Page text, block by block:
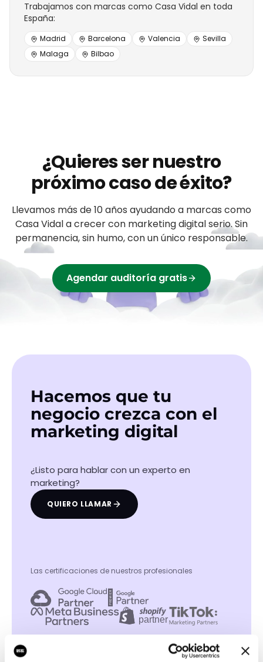
Trabajamos con marcas como Casa Vidal en toda
España:
Madrid Barcelona Valencia
Sevilla
Malaga
Bilbao
¿Quieres ser nuestro
próximo caso de éxito?
Llevamos más de 10 años ayudando a marcas como
Casa Vidala crecer con marketing digital serio. Sin
permanencia, sin humo, con un único responsable.
Agendar auditoría gratis
Hacemos que tu
negocio crezca con el
marketing digital
¿Listo para hablar con un experto en
marketing?
QUIERO LLAMAR
Las certificaciones de nuestros profesionales